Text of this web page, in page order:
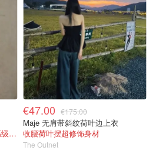
金属亮片点缀吸睛，花呢质感高级又显贵
€47.00 €175.00
Maje 无肩带斜纹荷叶边上衣
收腰荷叶摆超修饰身材
The Outnet